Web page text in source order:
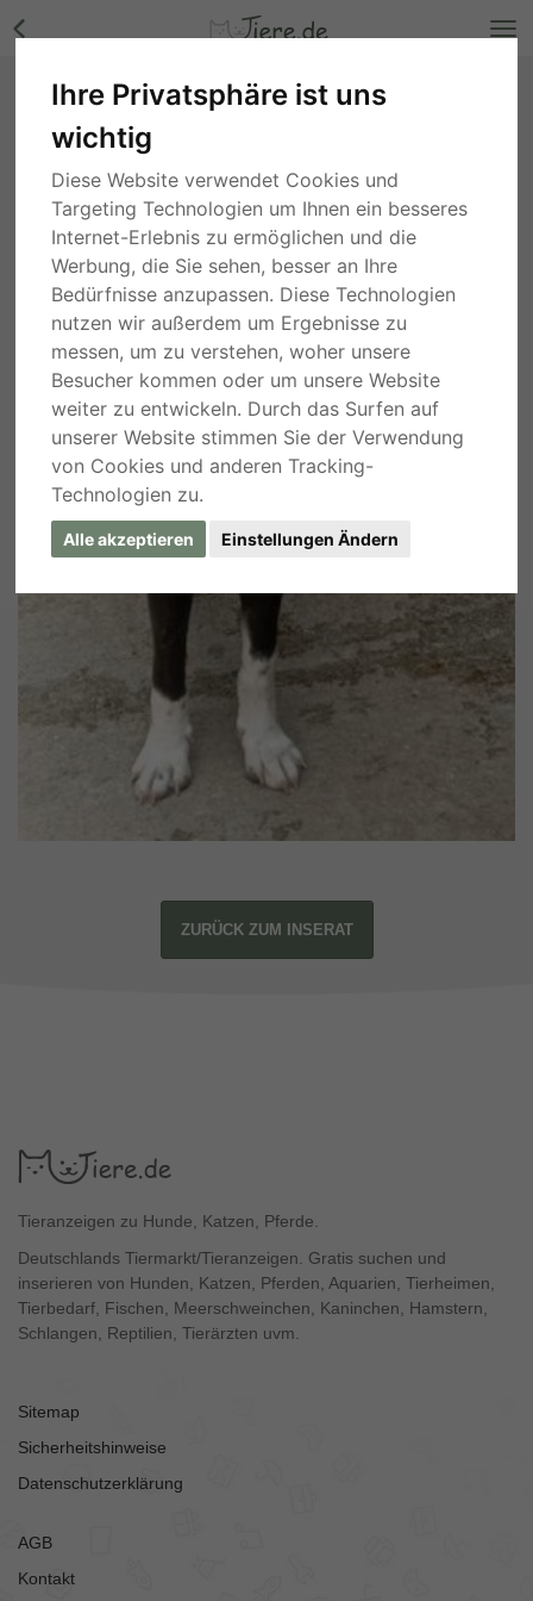
Ihre Privatsphäre ist uns
wichtig
Diese Website verwendet Cookies und
Targeting Technologien um Ihnen ein besseres
Internet-Erlebnis zu ermöglichen und die
Werbung, die Sie sehen, besser an Ihre
Bedürfnisse anzupassen. Diese Technologien
nutzen wir außerdem um Ergebnisse zu
messen, um zu verstehen, woher unsere
Besucher kommen oder um unsere Website
weiter zu entwickeln. Durch das Surfen auf
unserer Website stimmen Sie der Verwendung
von Cookies und anderen Tracking-
Technologien zu.
Alle akzeptieren Einstellungen Ändern
Kori, unbekannt - Hündin Bilder
Nordrhein-Westfalen
ZURÜCK ZUM INSERAT
Tieranzeigen zu Hunde, Katzen, Pferde.
Deutschlands Tiermarkt/Tieranzeigen. Gratis suchen und
inserieren von Hunden, Katzen, Pferden, Aquarien, Tierheimen,
Tierbedarf, Fischen, Meerschweinchen, Kaninchen, Hamstern,
Schlangen, Reptilien, Tierärzten uvm.
Sitemap
Sicherheitshinweise
Datenschutzerklärung
AGB
Kontakt